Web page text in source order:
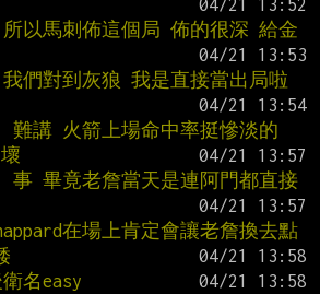
以馬刺佈這個局 佈的很深 給金
們對到灰狼 我是直接當出局啦
難講 火箭上場命中率挺慘淡的
事 畢竟老詹當天是連阿門都直接
在場上肯定會讓老詹換去點
名easy